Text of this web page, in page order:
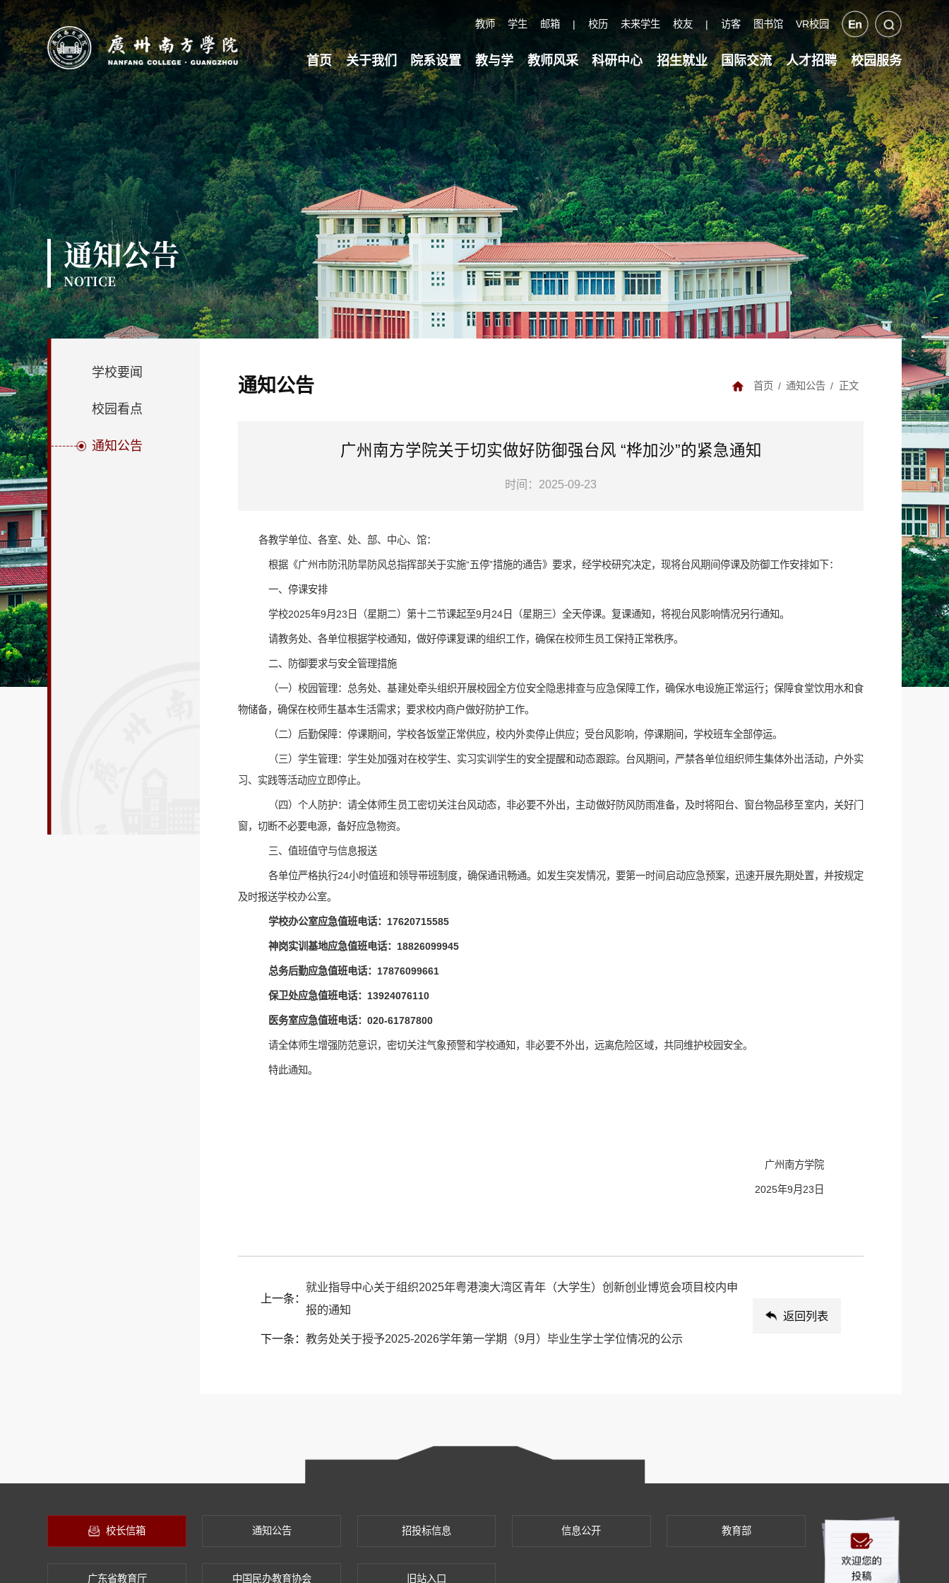
教师 学生 邮箱 | 校历 未来学生 校友 | 访客 图书馆 VR校园
首页 关于我们 院系设置 教与学 教师风采 科研中心 招生就业 国际交流 人才招聘 校园服务
通知公告
NOTICE
学校要闻
校园看点
通知公告
通知公告 首页 / 通知公告 / 正文
广州南方学院关于切实做好防御强台风 “桦加沙”的紧急通知
时间：2025-09-23
各教学单位、各室、处、部、中心、馆：
根据《广州市防汛防旱防风总指挥部关于实施“五停”措施的通告》要求，经学校研究决定，现将台风期间停课及防御工作安排如下：
一、停课安排
学校2025年9月23日（星期二）第十二节课起至9月24日（星期三）全天停课。复课通知，将视台风影响情况另行通知。
请教务处、各单位根据学校通知，做好停课复课的组织工作，确保在校师生员工保持正常秩序。
二、防御要求与安全管理措施
（一）校园管理：总务处、基建处牵头组织开展校园全方位安全隐患排查与应急保障工作，确保水电设施正常运行；保障食堂饮用水和食
物储备，确保在校师生基本生活需求；要求校内商户做好防护工作。
（二）后勤保障：停课期间，学校各饭堂正常供应，校内外卖停止供应；受台风影响，停课期间，学校班车全部停运。
（三）学生管理：学生处加强对在校学生、实习实训学生的安全提醒和动态跟踪。台风期间，严禁各单位组织师生集体外出活动，户外实
习、实践等活动应立即停止。
（四）个人防护：请全体师生员工密切关注台风动态，非必要不外出，主动做好防风防雨准备，及时将阳台、窗台物品移至室内，关好门
窗，切断不必要电源，备好应急物资。
三、值班值守与信息报送
各单位严格执行24小时值班和领导带班制度，确保通讯畅通。如发生突发情况，要第一时间启动应急预案，迅速开展先期处置，并按规定
及时报送学校办公室。
学校办公室应急值班电话： 17620715585
神岗实训基地应急值班电话： 18826099945
总务后勤应急值班电话： 17876099661
保卫处应急值班电话： 13924076110
医务室应急值班电话：020-61787800
请全体师生增强防范意识，密切关注气象预警和学校通知，非必要不外出，远离危险区域，共同维护校园安全。
特此通知。
广州南方学院
2025年9月23日
上一条：
就业指导中心关于组织2025年粤港澳大湾区青年（大学生）创新创业博览会项目校内申
报的通知
下一条： 教务处关于授予2025-2026学年第一学期（9月）毕业生学士学位情况的公示
返回列表
校长信箱 通知公告 招投标信息 信息公开 教育部
广东省教育厅 中国民办教育协会 旧站入口